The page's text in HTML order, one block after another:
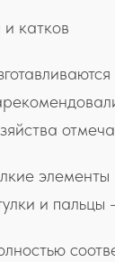
катков
элементы
и